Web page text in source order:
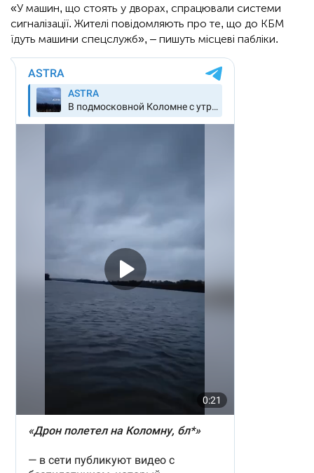
«У машин, що стоять у дворах, спрацювали системи
сигналізації. Жителі повідомляють про те, що до КБМ
їдуть машини спецслужб», – пишуть місцеві пабліки.